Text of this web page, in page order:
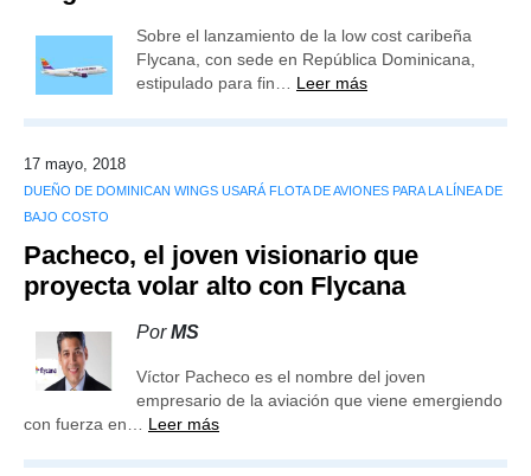
Sobre el lanzamiento de la low cost caribeña
Flycana, con sede en República Dominicana,
estipulado para fin… Leer más
17 mayo, 2018
DUEÑO DE DOMINICAN WINGS USARÁ FLOTA DE AVIONES PARA LA LÍNEA DE
BAJO COSTO
Pacheco, el joven visionario que
proyecta volar alto con Flycana
PorMS
Víctor Pacheco es el nombre del joven
empresario de la aviación que viene emergiendo
con fuerza en… Leer más